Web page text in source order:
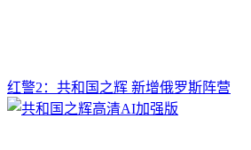
红警2：共和国之辉 新增俄罗斯阵营